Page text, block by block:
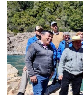
Deporte
Política
Espectáculos